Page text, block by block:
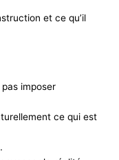
et ce qu’il
imposer
ce qui est